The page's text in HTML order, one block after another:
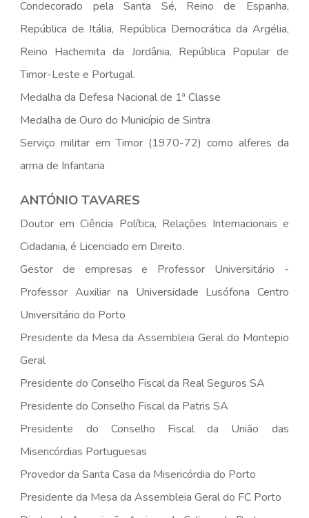
Condecorado pela Santa Sé, Reino de Espanha,
República de Itália, República Democrática da Argélia,
Reino Hachemita da Jordânia, República Popular de
Timor-Leste e Portugal.
Medalha da Defesa Nacional de 1ª Classe
Medalha de Ouro do Município de Sintra
Serviço militar em Timor (1970-72) como alferes da
arma de Infantaria
ANTÓNIO TAVARES
Doutor em Ciência Política, Relações Internacionais e
Cidadania, é Licenciado em Direito.
Gestor de empresas e Professor Universitário -
Professor Auxiliar na Universidade Lusófona Centro
Universitário do Porto
Presidente da Mesa da Assembleia Geral do Montepio
Geral
Presidente do Conselho Fiscal da Real Seguros SA
Presidente do Conselho Fiscal da Patris SA
Presidente do Conselho Fiscal da União das
Misericórdias Portuguesas
Provedor da Santa Casa da Misericórdia do Porto
Presidente da Mesa da Assembleia Geral do FC Porto